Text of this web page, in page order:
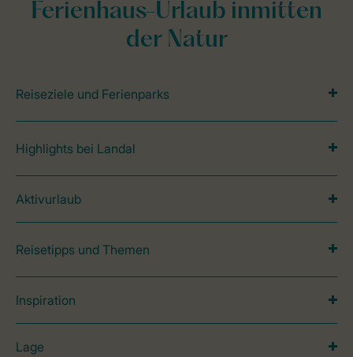
Ferienhaus-Urlaub inmitten
der Natur
Reiseziele und Ferienparks
Highlights bei Landal
Aktivurlaub
Reisetipps und Themen
Inspiration
Lage